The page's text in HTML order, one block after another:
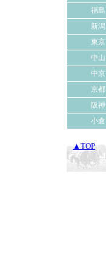
福島
新潟
東京
中山
中京
京都
阪神
小倉
▲TOP